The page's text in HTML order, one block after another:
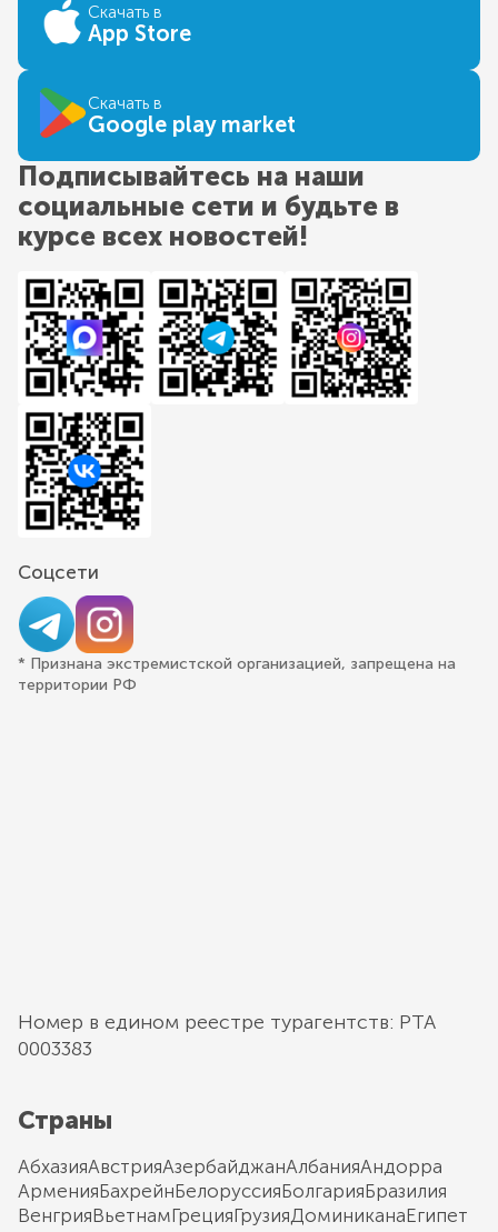
Скачать в
App Store
Скачать в
Google play market
Подписывайтесь на наши
социальные сети и будьте в
курсе всех новостей!
Соцсети
* Признана экстремистской организацией, запрещена на
территории РФ
Номер в едином реестре турагентств: РТА
0003383
Страны
АбхазияАвстрияАзербайджанАлбанияАндорра
АрменияБахрейнБелоруссияБолгарияБразилия
ВенгрияВьетнамГрецияГрузияДоминиканаЕгипет